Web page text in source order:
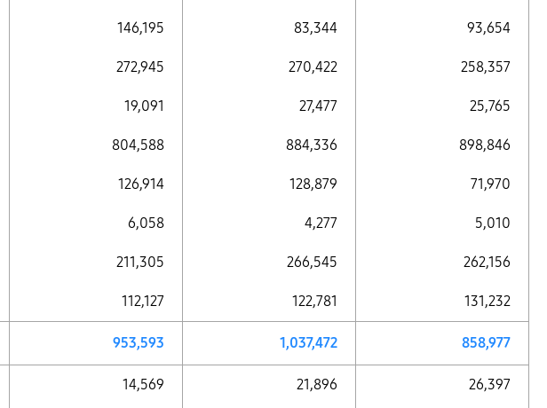
146,195 83,344 93,654
272,945 270,422 258,357
19,091 27,477 25,765
804,588 884,336 898,846
126,914 128,879 71,970
6,058 4,277 5,010
211,305 266,545 262,156
112,127 122,781 131,232
953,593 1,037,472 858,977
14,569 21,896 26,397